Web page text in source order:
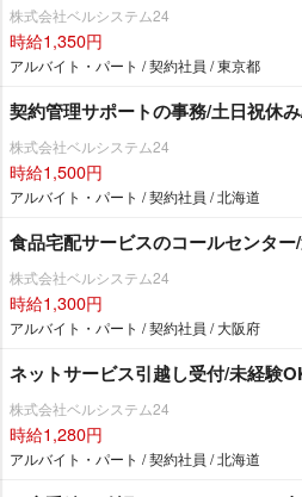
株式会社ベルシステム24
時給1,350円
アルバイト・パート / 契約社員 / 東京都
契約管理サポートの事務/土日祝休
株式会社ベルシステム24
時給1,500円
アルバイト・パート / 契約社員 / 北海道
食品宅配サービスのコールセンタ
株式会社ベルシステム24
時給1,300円
アルバイト・パート / 契約社員 / 大阪府
ネットサービス引越し受付/未経験
株式会社ベルシステム24
時給1,280円
アルバイト・パート / 契約社員 / 北海道